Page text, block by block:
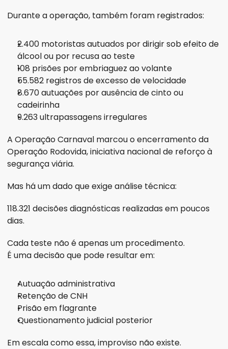
Durante a operação, também foram registrados:
2.400 motoristas autuados por dirigir sob efeito de
álcool ou por recusa ao teste
108 prisões por embriaguez ao volante
55.582 registros de excesso de velocidade
8.670 autuações por ausência de cinto ou
cadeirinha
9.263 ultrapassagens irregulares
A Operação Carnaval marcou o encerramento da
Operação Rodovida, iniciativa nacional de reforço à
segurança viária.
Mas há um dado que exige análise técnica:
118.321 decisões diagnósticas realizadas em poucos
dias.
Cada teste não é apenas um procedimento.
É uma decisão que pode resultar em:
Autuação administrativa
Retenção de CNH
Prisão em flagrante
Questionamento judicial posterior
Em escala como essa, improviso não existe.